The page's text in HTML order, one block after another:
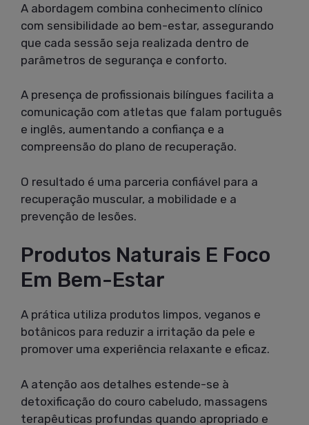
A abordagem combina conhecimento clínico
com sensibilidade ao bem-estar, assegurando
que cada sessão seja realizada dentro de
parâmetros de segurança e conforto.
A presença de profissionais bilíngues facilita a
comunicação com atletas que falam português
e inglês, aumentando a confiança e a
compreensão do plano de recuperação.
O resultado é uma parceria confiável para a
recuperação muscular, a mobilidade e a
prevenção de lesões.
Produtos Naturais E Foco
Em Bem-Estar
A prática utiliza produtos limpos, veganos e
botânicos para reduzir a irritação da pele e
promover uma experiência relaxante e eficaz.
A atenção aos detalhes estende-se à
detoxificação do couro cabeludo, massagens
terapêuticas profundas quando apropriado e